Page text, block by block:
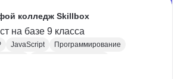
колледж Skillbox
на базе 9 класса
JavaScript
Программирование
в колледж